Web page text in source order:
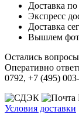
Доставка
Экспресс
Доставка
Вышлем
Остались
Оперативно
0792, +7 (495)
Условия доставки